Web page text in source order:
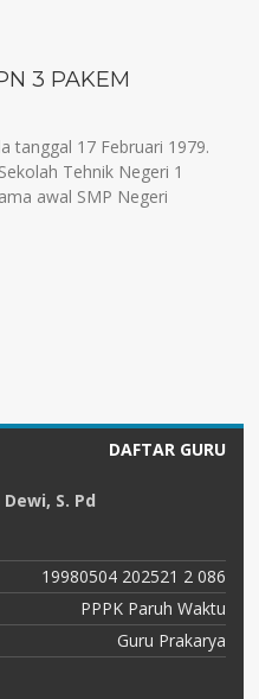
3 PAKEM
tanggal 17 Februari 1979.
Tehnik Negeri 1
awal SMP Negeri
DAFTAR GURU
S. Pd
19980504 202521 2 086
PPPK Paruh Waktu
Guru Prakarya